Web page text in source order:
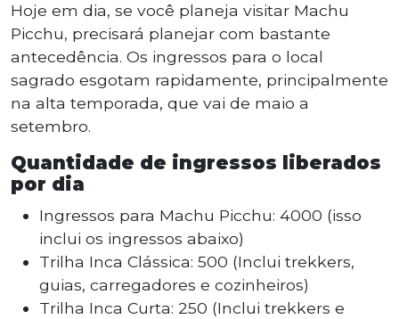
Hoje em dia, se você planeja visitar Machu
Picchu, precisará planejar com bastante
antecedência. Os ingressos para o local
sagrado esgotam rapidamente, principalmente
na alta temporada, que vai de maio a
setembro.
Quantidade de ingressos liberados
por dia
Ingressos para Machu Picchu: 4000 (isso
inclui os ingressos abaixo)
Trilha Inca Clássica: 500 (Inclui trekkers,
guias, carregadores e cozinheiros)
Trilha Inca Curta: 250 (Inclui trekkers e